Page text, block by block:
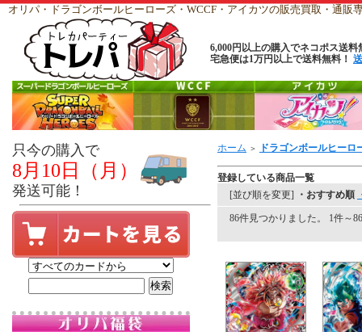
オリパ・ドラゴンボールヒーローズ・WCCF・アイカツの販売買取・通
6,000円以上の購入でネコポス送料
宅急便は1万円以上で送料無料！
只今の購入で
8月10日（月）
発送可能！
ホーム ＞ ドラゴンボールヒーロ
登録している商品一覧
[並び順を変更]
・おすすめ順
86件見つかりました。 1件～